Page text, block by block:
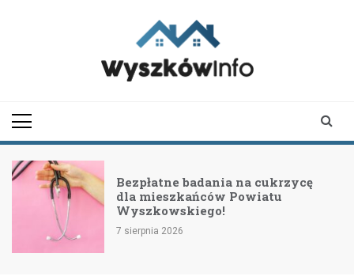
Bezpłatne badania na cukrzycę
dla mieszkańców Powiatu
Wyszkowskiego!
7 sierpnia 2026